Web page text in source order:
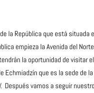
la República que está situada
empieza la Avenida del
la oportunidad de visitar
Echmiadzín que es la sede de la
vamos a seguir